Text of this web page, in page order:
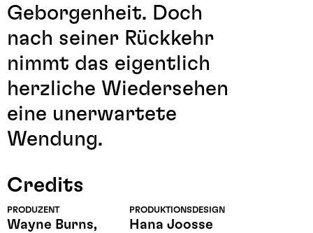
Geborgenheit. Doch
nach seiner Rückkehr
nimmt das eigentlich
herzliche Wiedersehen
eine unerwartete
Wendung.
Credits
PRODUZENT
Wayne Burns,
PRODUKTIONSDESIGN
Hana Joosse